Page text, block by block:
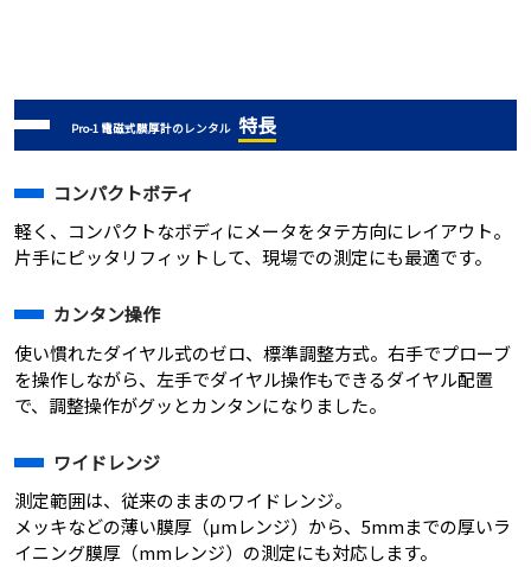
Pro-1 電磁式膜厚計のレンタル 特長
コンパクトボティ
軽く、コンパクトなボディにメータをタテ方向にレイアウト。
片手にピッタリフィットして、現場での測定にも最適です。
カンタン操作
使い慣れたダイヤル式のゼロ、標準調整方式。右手でプローブ
を操作しながら、左手でダイヤル操作もできるダイヤル配置
で、調整操作がグッとカンタンになりました。
ワイドレンジ
測定範囲は、従来のままのワイドレンジ。
メッキなどの薄い膜厚（μmレンジ）から、5mmまでの厚いラ
イニング膜厚（mmレンジ）の測定にも対応します。